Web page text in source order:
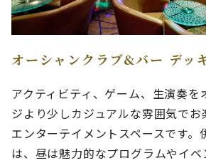
オーシャンクラブ&バー デッ
アクティビティ、ゲーム、生演奏を
ジより少しカジュアルな雰囲気でお
エンターテイメントスペースです。
は、昼は魅力的なプログラムやイ